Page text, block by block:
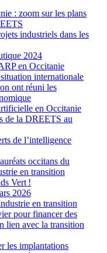
: zoom sur les plans
industriels dans les
2024
en Occitanie
internationale
ont réuni les
en Occitanie
de la DREETS au
de l’intelligence
occitans du
en transition
Vert !
2026
en transition
pour financer des
lien avec la transition
les implantations